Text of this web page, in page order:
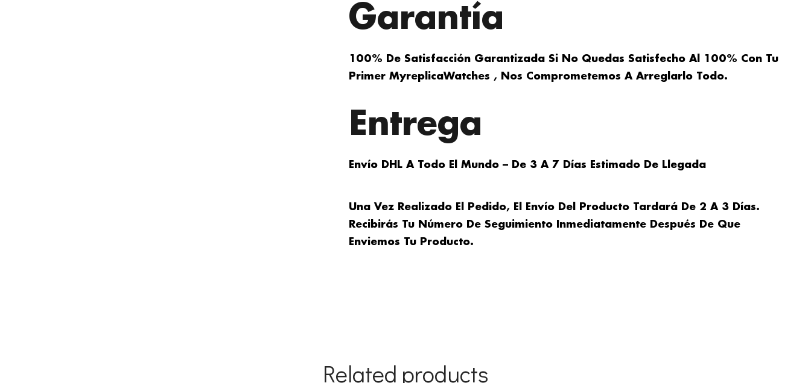
Garantía
100% De Satisfacción Garantizada Si No Quedas Satisfecho Al 100% Con Tu
Primer MyreplicaWatches , Nos Comprometemos A Arreglarlo Todo.
Entrega
Envío DHL A Todo El Mundo – De 3 A 7 Días Estimado De Llegada
Una Vez Realizado El Pedido, El Envío Del Producto Tardará De 2 A 3 Días.
Recibirás Tu Número De Seguimiento Inmediatamente Después De Que
Enviemos Tu Producto.
Related products